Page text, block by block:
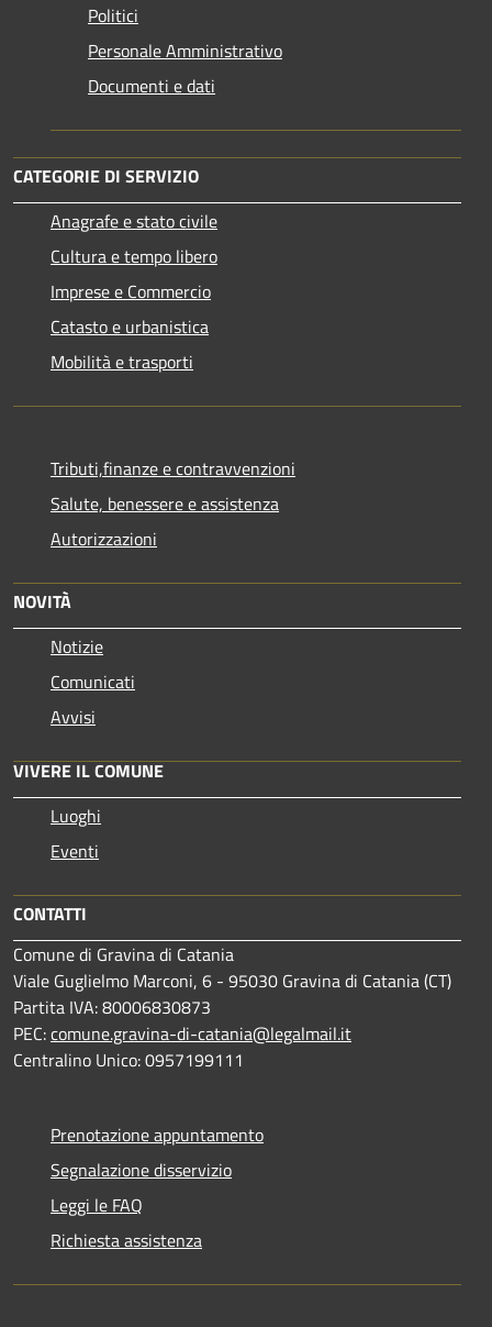
Politici
Personale Amministrativo
Documenti e dati
CATEGORIE DI SERVIZIO
Anagrafe e stato civile
Cultura e tempo libero
Imprese e Commercio
Catasto e urbanistica
Mobilità e trasporti
Tributi,finanze e contravvenzioni
Salute, benessere e assistenza
Autorizzazioni
NOVITÀ
Notizie
Comunicati
Avvisi
VIVERE IL COMUNE
Luoghi
Eventi
CONTATTI
Comune di Gravina di Catania
Viale Guglielmo Marconi, 6 - 95030 Gravina di Catania (CT)
Partita IVA: 80006830873
PEC:comune.gravina-di-catania@legalmail.it
Centralino Unico: 0957199111
Prenotazione appuntamento
Segnalazione disservizio
Leggi le FAQ
Richiesta assistenza